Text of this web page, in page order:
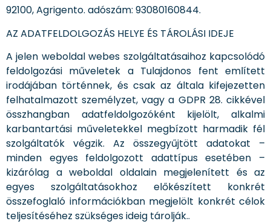
92100, Agrigento. adószám: 93080160844.
AZ ADATFELDOLGOZÁS HELYE ÉS TÁROLÁSI IDEJE
A jelen weboldal webes szolgáltatásaihoz kapcsolódó
feldolgozási műveletek a Tulajdonos fent említett
irodájában történnek, és csak az általa kifejezetten
felhatalmazott személyzet, vagy a GDPR 28. cikkével
összhangban adatfeldolgozóként kijelölt, alkalmi
karbantartási műveletekkel megbízott harmadik fél
szolgáltatók végzik. Az összegyűjtött adatokat –
minden egyes feldolgozott adattípus esetében –
kizárólag a weboldal oldalain megjelenített és az
egyes szolgáltatásokhoz előkészített konkrét
összefoglaló információkban megjelölt konkrét célok
teljesítéséhez szükséges ideig tárolják..